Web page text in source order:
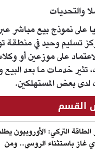
والتحديات
على نموذج بيع مباشر
تسليم وحيد في منطقة
على موزعين أو
تثير خدمات ما بعد
لدى بعض المستهلكين.
القسم
الطاقة التركي: الأوروبيون
غاز باستثناء الروسي.. ومن